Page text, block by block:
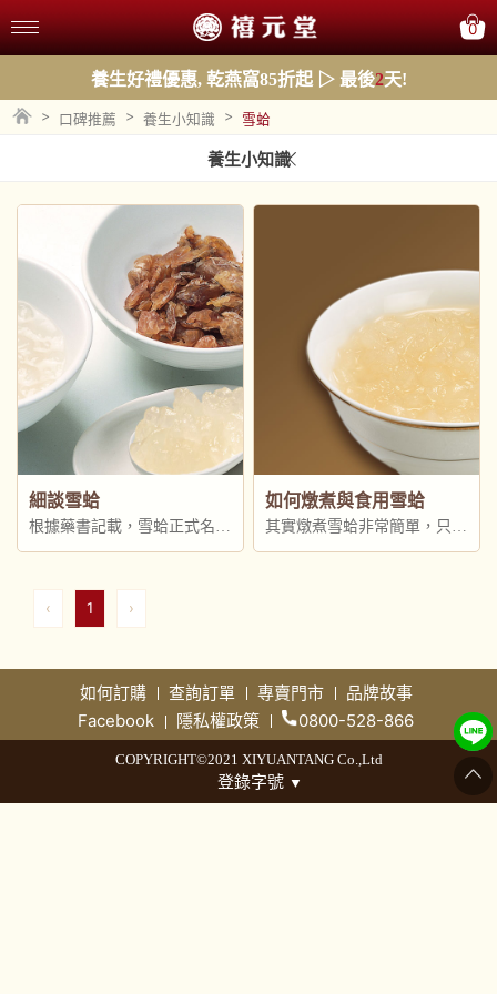
0
養生好禮優惠, 乾燕窩85折起 ▷ 最後2天!
> 口碑推薦 > 養生小知識 > 雪蛤
養生小知識
細談雪蛤
根據藥書記載，雪蛤正式名稱
為蛤士蟆，是生長於東北高山
如何燉煮與食用雪蛤
其實燉煮雪蛤非常簡單，只要
照下列3個步驟燉煮即可:
‹ 1 ›
如何訂購 查詢訂單 專賣門市
品牌故事
Facebook
隱私權政策 0800-528-866
COPYRIGHT©2021 XIYUANTANG Co.,Ltd
登錄字號 ▼